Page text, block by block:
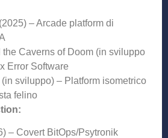
– Arcade platform di
the Caverns of Doom (in sviluppo
Error Software
sviluppo) – Platform isometrico
felino
– Covert BitOps/Psytronik